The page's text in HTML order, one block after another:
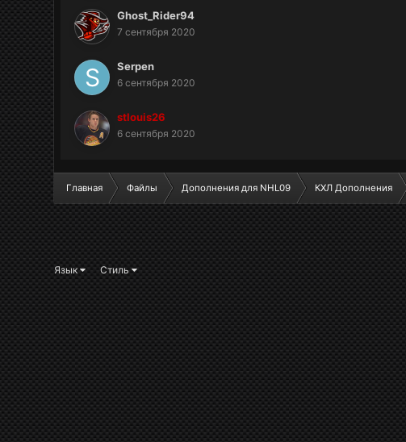
Ghost_Rider94
7 сентября 2020
Serpen
6 сентября 2020
stlouis26
6 сентября 2020
Главная Файлы Дополнения для NHL09 КХЛ Дополнения
Язык Стиль